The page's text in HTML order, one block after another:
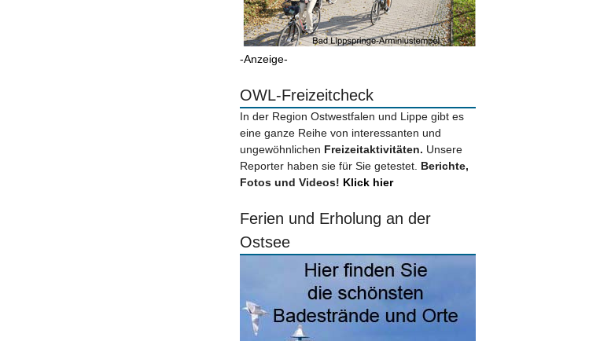
-Anzeige-
OWL-Freizeitcheck
In der Region Ostwestfalen und Lippe gibt es
eine ganze Reihe von interessanten und
ungewöhnlichen Freizeitaktivitäten. Unsere
Reporter haben sie für Sie getestet. Berichte,
Fotos und Videos! Klick hier
Ferien und Erholung an der
Ostsee